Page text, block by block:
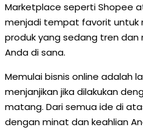
Marketplace seperti Shopee
menjadi tempat favorit untuk
produk yang sedang tren
Anda di sana.
Memulai bisnis online adalah
menjanjikan jika dilakukan
matang. Dari semua ide di
dengan minat dan keahlian